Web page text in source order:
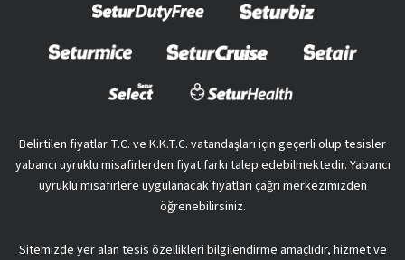
Belirtilen fiyatlar T.C. ve K.K.T.C. vatandaşları için geçerli olup tesisler
yabancı uyruklu misafirlerden fiyat farkı talep edebilmektedir. Yabancı
uyruklu misafirlere uygulanacak fiyatları çağrı merkezimizden
öğrenebilirsiniz.
Sitemizde yer alan tesis özellikleri bilgilendirme amaçlıdır, hizmet ve